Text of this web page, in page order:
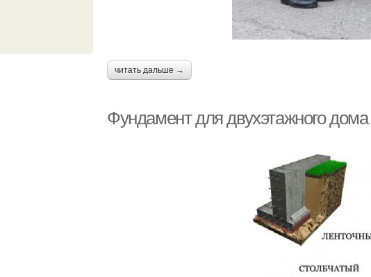
читать дальше →
Фундамент для двухэтажного